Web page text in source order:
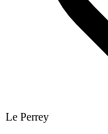
Le Perrey